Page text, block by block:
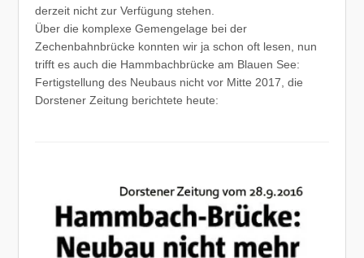
derzeit nicht zur Verfügung stehen.
Über die komplexe Gemengelage bei der
Zechenbahnbrücke konnten wir ja schon oft lesen, nun
trifft es auch die Hammbachbrücke am Blauen See:
Fertigstellung des Neubaus nicht vor Mitte 2017, die
Dorstener Zeitung berichtete heute: